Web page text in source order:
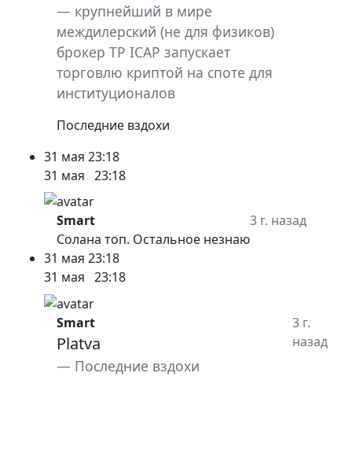
крупнейший в мире
междилерский (не для физиков)
брокер TP ICAP запускает
торговлю криптой на споте для
институционалов
Последние вздохи
31 мая 23:18
31 мая 23:18
Smart
Солана топ. Остальное незнаю
3 г. назад
31 мая 23:18
31 мая 23:18
Smart
Platva
Последние вздохи
3 г.
назад